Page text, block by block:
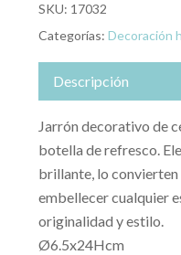
SKU: 17032
Categorías: Decoración
Descripción
Jarrón decorativo de
botella de refresco.
brillante, lo convierten
embellecer cualquier
originalidad y estilo.
Ø6.5x24Hcm